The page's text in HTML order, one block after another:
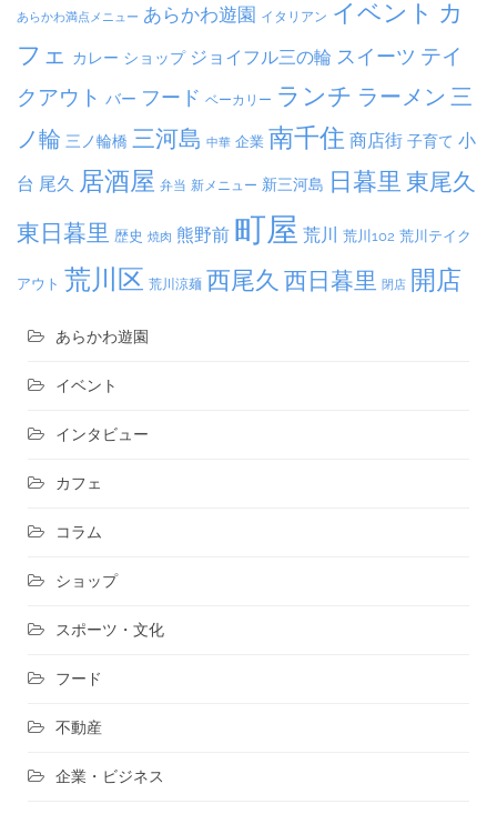
あらかわ満点メニュー あらかわ遊園 イタリアン イベント カ
フェ カレー ショップ ジョイフル三の輪 スイーツ テイ
クアウト バー フード ベーカリー ランチ ラーメン 三
ノ輪 三ノ輪橋 三河島 中華 企業 南千住 商店街 子育て 小
台 尾久 居酒屋 弁当 新メニュー 新三河島 日暮里 東尾久
東日暮里 歴史 焼肉 熊野前 町屋 荒川 荒川102 荒川テイク
アウト 荒川区 荒川涼麺 西尾久 西日暮里 閉店 開店
あらかわ遊園
イベント
インタビュー
カフェ
コラム
ショップ
スポーツ・文化
フード
不動産
企業・ビジネス